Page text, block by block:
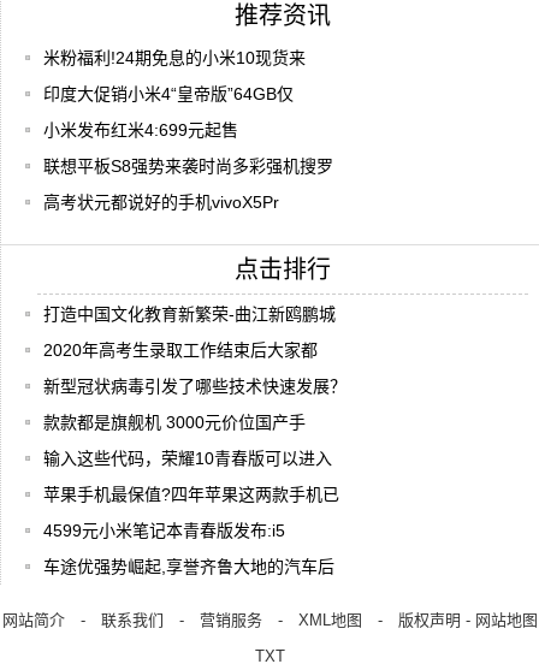
推荐资讯
米粉福利!24期免息的小米10现货来
印度大促销小米4“皇帝版”64GB仅
小米发布红米4:699元起售
联想平板S8强势来袭时尚多彩强机搜罗
高考状元都说好的手机vivoX5Pr
点击排行
打造中国文化教育新繁荣-曲江新鸥鹏城
2020年高考生录取工作结束后大家都
新型冠状病毒引发了哪些技术快速发展？
款款都是旗舰机 3000元价位国产手
输入这些代码，荣耀10青春版可以进入
苹果手机最保值?四年苹果这两款手机已
4599元小米笔记本青春版发布:i5
车途优强势崛起,享誉齐鲁大地的汽车后
网站简介- 联系我们 - 营销服务- XML地图 - 版权声明 - 网站地图
TXT